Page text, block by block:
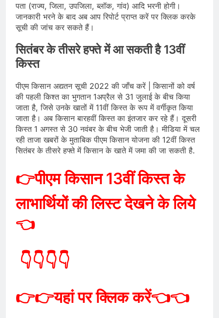
पता (राज्य, जिला, उपजिला, ब्लॉक, गांव) आदि भरनी होगी।
जानकारी भरने के बाद अब आप रिपोर्ट प्राप्त करें पर क्लिक करके
सूची की जांच कर सकते हैं।
सितंबर के तीसरे हफ्ते में आ सकती है 13वीं
किस्त
पीएम किसान अद्यतन सूची 2022 की जाँच करें | किसानों को वर्ष
की पहली किश्त का भुगतान 1अप्रैल से 31 जुलाई के बीच किया
जाता है, जिसे उनके खातों में 11वीं किस्त के रूप में वर्गीकृत किया
जाता है। अब किसान बारहवीं किस्त का इंतजार कर रहे हैं। दूसरी
किस्त 1 अगस्त से 30 नवंबर के बीच भेजी जाती है। मीडिया में चल
रही ताजा खबरों के मुताबिक पीएम किसान योजना की 12वीं किस्त
सितंबर के तीसरे हफ्ते में किसान के खाते में जमा की जा सकती है.
👉पीएम किसान 13वीं किस्त के
लाभार्थियों की लिस्ट देखने के लिये
👈
👇👇👇👇
👉👉यहां पर क्लिक करें👈👈